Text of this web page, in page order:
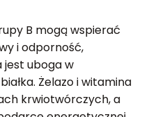
B mogą wspierać
i odporność,
jest uboga w
Żelazo i witamina
krwiotwórczych, a